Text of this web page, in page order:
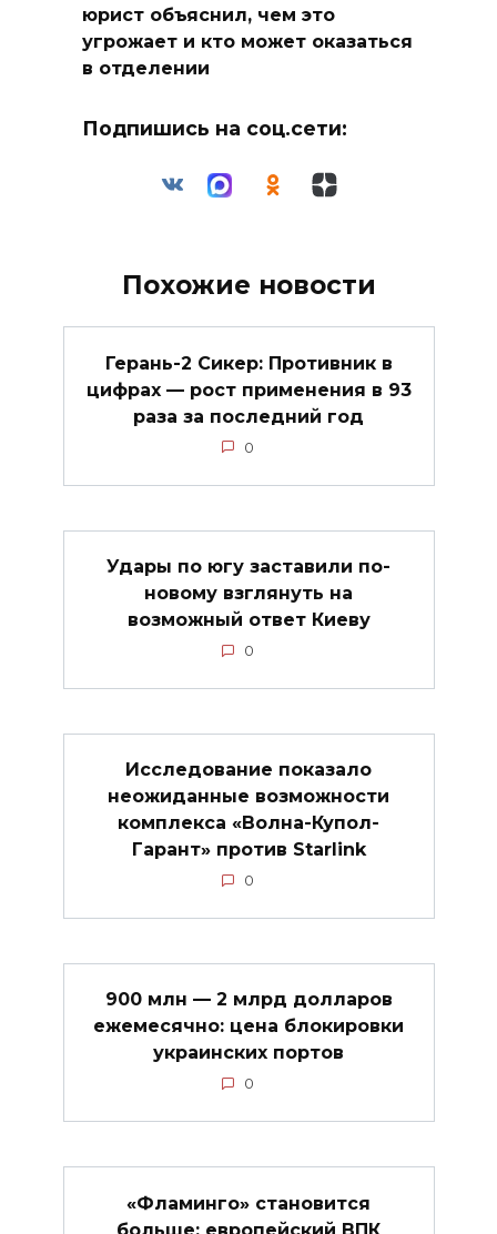
юрист объяснил, чем это
угрожает и кто может оказаться
в отделении
Подпишись на соц.сети:
Похожие новости
Герань-2 Сикер: Противник в
цифрах — рост применения в 93
раза за последний год
0
Удары по югу заставили по-
новому взглянуть на
возможный ответ Киеву
0
Исследование показало
неожиданные возможности
комплекса «Волна-Купол-
Гарант» против Starlink
0
900 млн — 2 млрд долларов
ежемесячно: цена блокировки
украинских портов
0
«Фламинго» становится
больше: европейский ВПК